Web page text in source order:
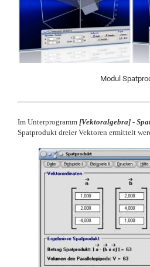
Modul
Im Unterprogramm [Vektoralgebra] -
Spatprodukt dreier Vektoren ermittelt